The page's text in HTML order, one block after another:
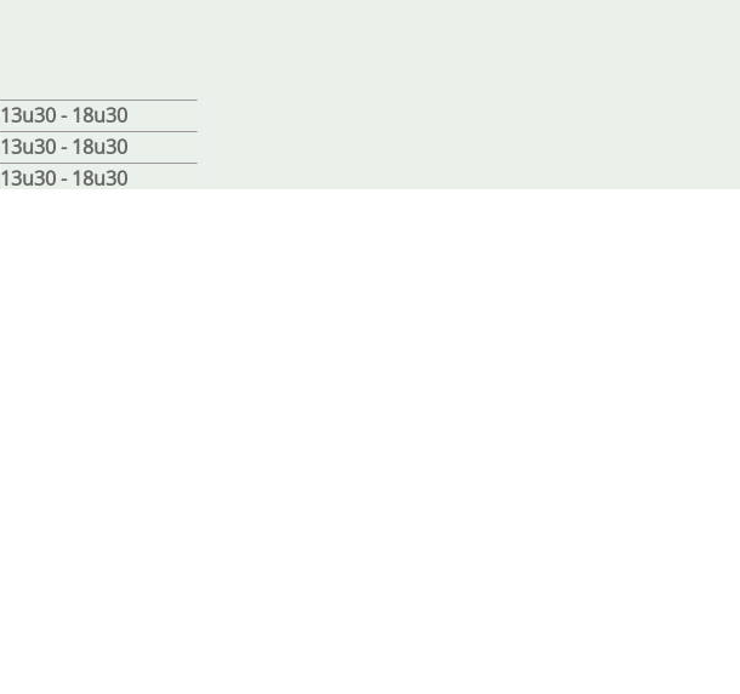
13u30 - 18u30
13u30 - 18u30
13u30 - 18u30